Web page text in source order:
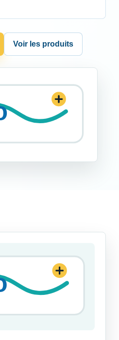
Voir les produits